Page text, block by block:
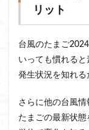
リット
台風のたまご
いっても慣れる
発生状況を知れる
さらに他の台風
たまごの最新状